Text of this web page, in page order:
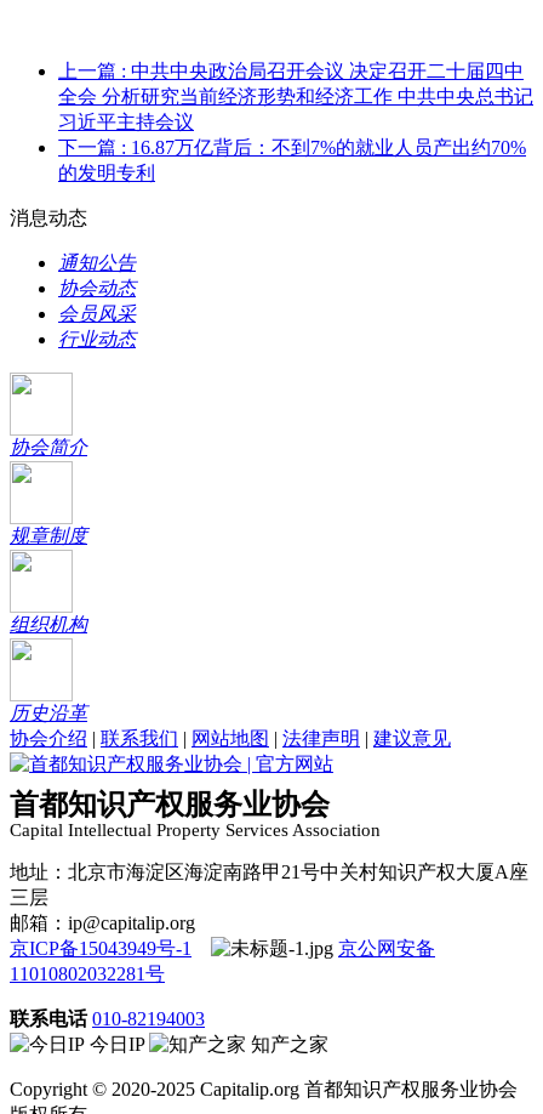
上一篇 : 中共中央政治局召开会议 决定召开二十届四中
全会 分析研究当前经济形势和经济工作 中共中央总书记
习近平主持会议
下一篇 : 16.87万亿背后：不到7%的就业人员产出约70%
的发明专利
消息动态
通知公告
协会动态
会员风采
行业动态
协会简介
规章制度
组织机构
历史沿革
协会介绍
联系我们 网站地图 法律声明 建议意见
首都知识产权服务业协会
Capital Intellectual Property Services Association
地址：北京市海淀区海淀南路甲21号中关村知识产权大厦A座
三层
邮箱：ip@capitalip.org
京ICP备15043949号-1
京公网安备
11010802032281号
联系电话 010-82194003
今日IP
知产之家
Copyright © 2020-2025 Capitalip.org 首都知识产权服务业协会